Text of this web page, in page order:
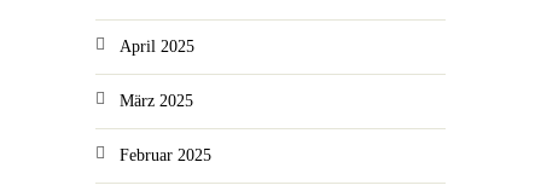
April 2025
März 2025
Februar 2025